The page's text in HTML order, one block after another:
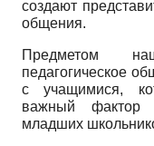
создают
общения.
Предметом
педагогическое
с учащимися,
важный фактор
младших